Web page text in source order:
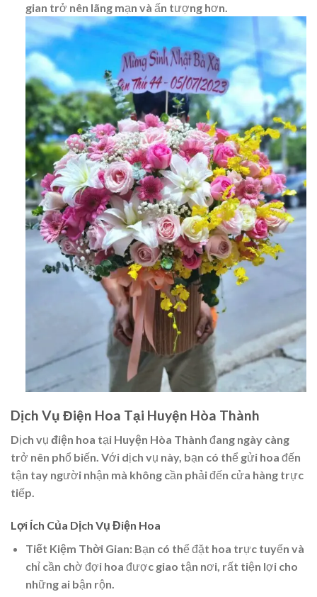
gian trở nên lãng mạn và ấn tượng hơn.
Dịch Vụ Điện Hoa Tại Huyện Hòa Thành
Dịch vụ điện hoa tại Huyện Hòa Thành đang ngày càng
trở nên phổ biến. Với dịch vụ này, bạn có thể gửi hoa đến
tận tay người nhận mà không cần phải đến cửa hàng trực
tiếp.
Lợi Ích Của Dịch Vụ Điện Hoa
Tiết Kiệm Thời Gian:Bạn có thể đặt hoa trực tuyến và
chỉ cần chờ đợi hoa được giao tận nơi, rất tiện lợi cho
những ai bận rộn.